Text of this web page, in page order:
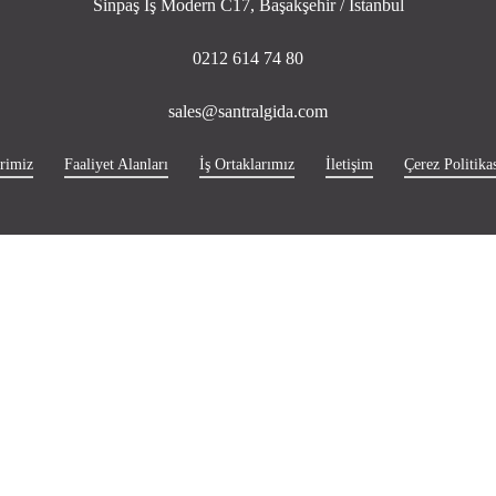
Sinpaş İş Modern C17, Başakşehir / İstanbul
0212 614 74 80
sales@santralgida.com
Faaliyet Alanları İş Ortaklarımız İletişim Çerez